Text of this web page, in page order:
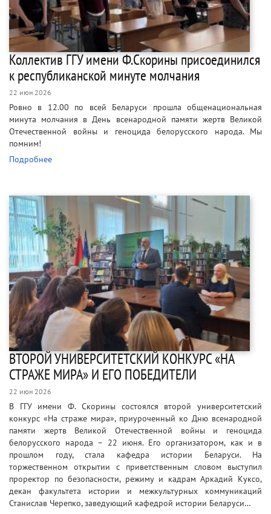
Коллектив ГГУ имени Ф.Скорины присоединился
к республиканской минуте молчания
22 июн 2026
Ровно в 12.00 по всей Беларуси прошла общенациональная
минута молчания в День всенародной памяти жертв Великой
Отечественной войны и геноцида белорусского народа. Мы
помним!
Подробнее
ВТОРОЙ УНИВЕРСИТЕТСКИЙ КОНКУРС «НА
СТРАЖЕ МИРА» И ЕГО ПОБЕДИТЕЛИ
22 июн 2026
В ГГУ имени Ф. Скорины состоялся второй университетский
конкурс «На страже мира», приуроченный ко Дню всенародной
памяти жертв Великой Отечественной войны и геноцида
белорусского народа – 22 июня. Его организатором, как и в
прошлом году, стала кафедра истории Беларуси. На
торжественном открытии с приветственным словом выступил
проректор по безопасности, режиму и кадрам Аркадий Куксо,
декан факультета истории и межкультурных коммуникаций
Станислав Черепко, заведующий кафедрой истории Беларуси…